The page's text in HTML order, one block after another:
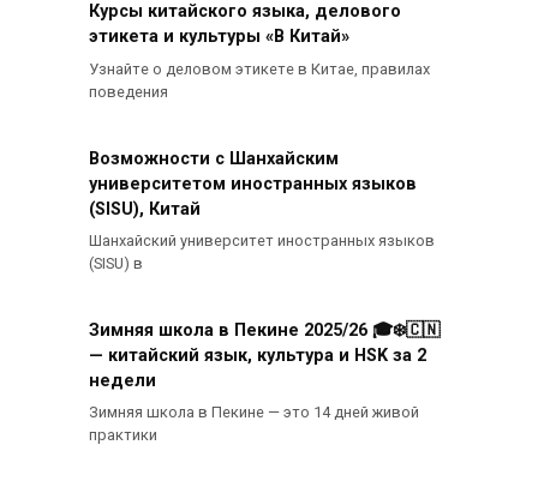
Курсы китайского языка, делового
этикета и культуры «В Китай»
Узнайте о деловом этикете в Китае, правилах
поведения
Возможности с Шанхайским
университетом иностранных языков
(SISU), Китай
Шанхайский университет иностранных языков
(SISU) в
Зимняя школа в Пекине 2025/26 🎓❄️🇨🇳
— китайский язык, культура и HSK за 2
недели
Зимняя школа в Пекине — это 14 дней живой
практики